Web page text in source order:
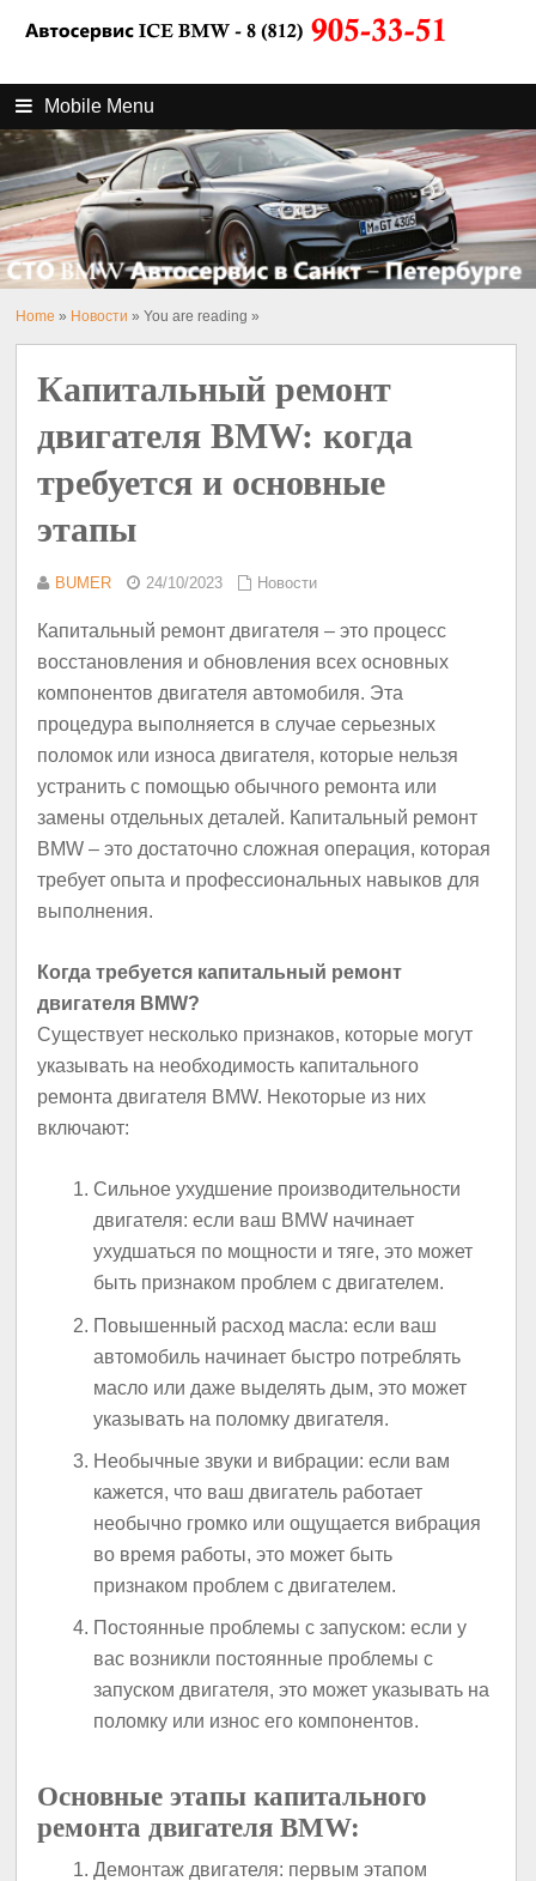
Mobile Menu
Home » Новости » You are reading »
Капитальный ремонт
двигателя BMW: когда
требуется и основные
этапы
BUMER 24/10/2023 Новости
Капитальный ремонт двигателя – это процесс
восстановления и обновления всех основных
компонентов двигателя автомобиля. Эта
процедура выполняется в случае серьезных
поломок или износа двигателя, которые нельзя
устранить с помощью обычного ремонта или
замены отдельных деталей. Капитальный ремонт
BMW – это достаточно сложная операция, которая
требует опыта и профессиональных навыков для
выполнения.
Когда требуется капитальный ремонт
двигателя BMW?
Существует несколько признаков, которые могут
указывать на необходимость капитального
ремонта двигателя BMW. Некоторые из них
включают:
Сильное ухудшение производительности
двигателя: если ваш BMW начинает
ухудшаться по мощности и тяге, это может
быть признаком проблем с двигателем.
Повышенный расход масла: если ваш
автомобиль начинает быстро потреблять
масло или даже выделять дым, это может
указывать на поломку двигателя.
Необычные звуки и вибрации: если вам
кажется, что ваш двигатель работает
необычно громко или ощущается вибрация
во время работы, это может быть
признаком проблем с двигателем.
Постоянные проблемы с запуском: если у
вас возникли постоянные проблемы с
запуском двигателя, это может указывать на
поломку или износ его компонентов.
Основные этапы капитального
ремонта двигателя BMW:
Демонтаж двигателя: первым этапом